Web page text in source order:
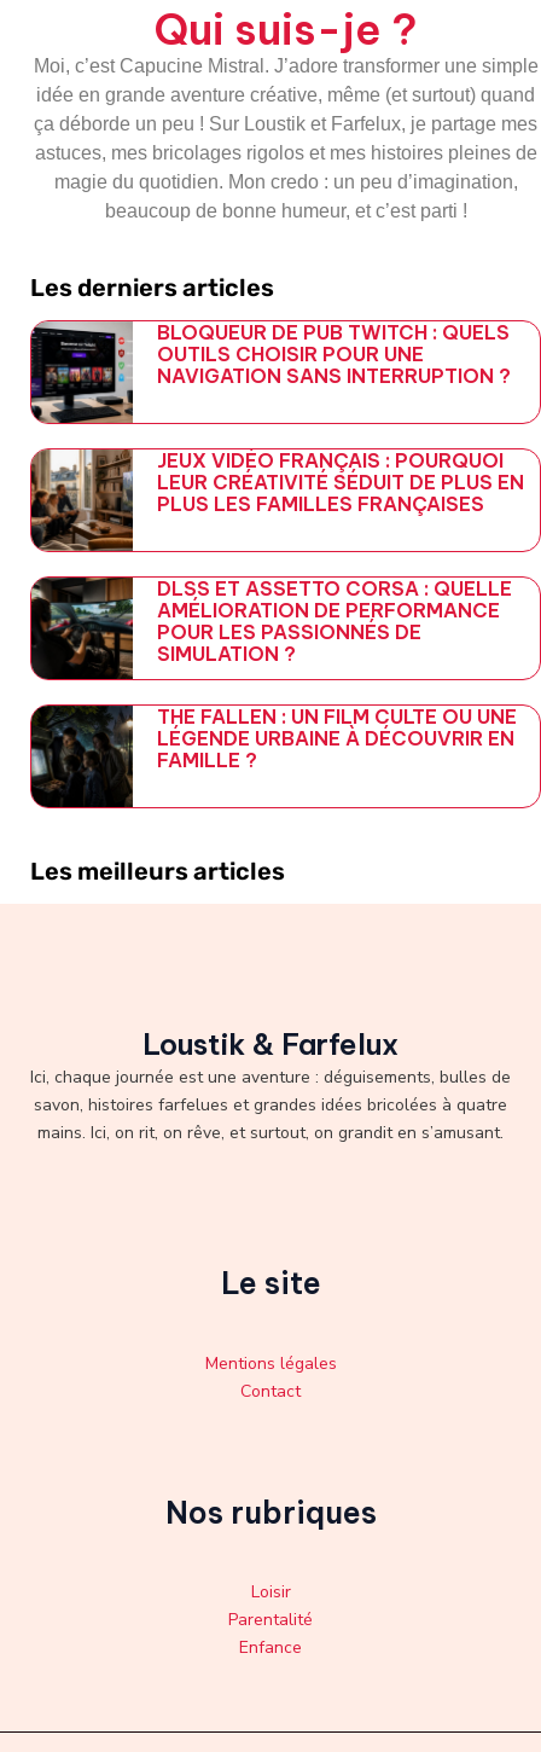
-
f u
-
g
Qui suis-je ?
Moi, c’est Capucine Mistral. J’adore transformer une simple
idée en grande aventure créative, même (et surtout) quand
ça déborde un peu ! Sur Loustik et Farfelux, je partage mes
astuces, mes bricolages rigolos et mes histoires pleines de
magie du quotidien. Mon credo : un peu d’imagination,
beaucoup de bonne humeur, et c’est parti !
Les derniers articles
BLOQUEUR DE PUB TWITCH : QUELS
OUTILS CHOISIR POUR UNE
NAVIGATION SANS INTERRUPTION ?
JEUX VIDÉO FRANÇAIS : POURQUOI
LEUR CRÉATIVITÉ SÉDUIT DE PLUS EN
PLUS LES FAMILLES FRANÇAISES
DLSS ET ASSETTO CORSA : QUELLE
AMÉLIORATION DE PERFORMANCE
POUR LES PASSIONNÉS DE
SIMULATION ?
THE FALLEN : UN FILM CULTE OU UNE
LÉGENDE URBAINE À DÉCOUVRIR EN
FAMILLE ?
Les meilleurs articles
Loustik & Farfelux
Ici, chaque journée est une aventure : déguisements, bulles de
savon, histoires farfelues et grandes idées bricolées à quatre
mains. Ici, on rit, on rêve, et surtout, on grandit en s’amusant.
Le site
Mentions légales
Contact
Nos rubriques
Loisir
Parentalité
Enfance